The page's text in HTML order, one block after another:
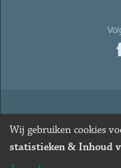
© 2026Oud-minister
· Alle
Webdesign&website
Wij gebruiken cookies
statistieken & Inhoud